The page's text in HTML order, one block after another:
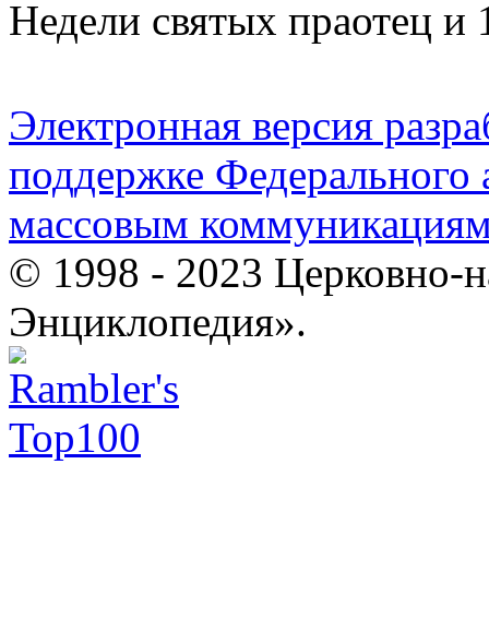
Недели святых праотец
Электронная версия
поддержке Федерального
массовым
© 1998 - 2023 Церковно-
Энциклопедия».